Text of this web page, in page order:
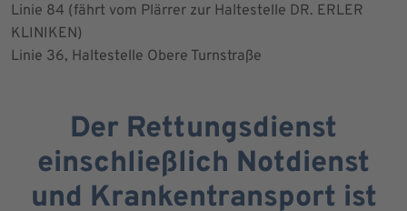
Linie 84 (fährt vom Plärrer zur Haltestelle DR. ERLER
KLINIKEN)
Linie 36, Haltestelle Obere Turnstraße
Der Rettungsdienst
einschließlich Notdienst
und Krankentransport ist